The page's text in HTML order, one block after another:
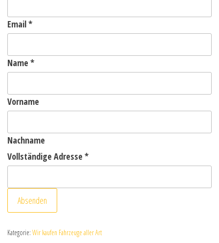
Email*
Name *
Vorname
Nachname
Vollständige Adresse *
Absenden
Kategorie: Wir kaufen Fahrzeuge aller Art